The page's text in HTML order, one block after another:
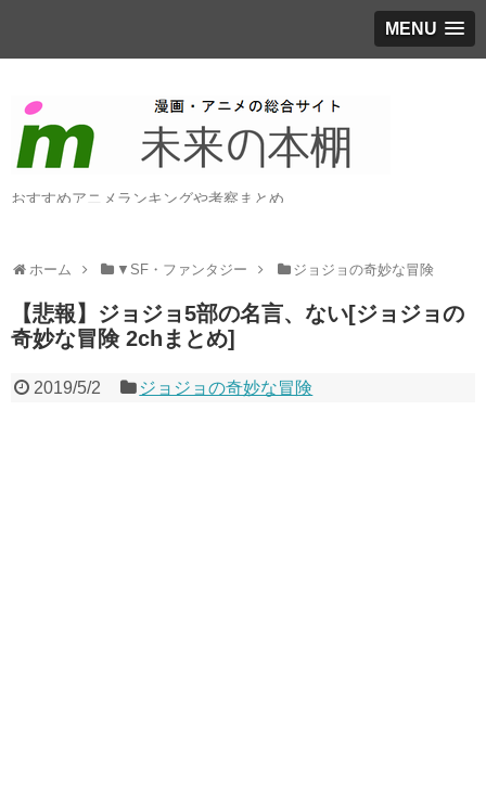
MENU
おすすめアニメランキングや考察まとめ
ホーム ▼SF・ファンタジー ジョジョの奇妙な冒険
【悲報】ジョジョ5部の名言、ない[ジョジョの
奇妙な冒険 2chまとめ]
2019/5/2 ジョジョの奇妙な冒険